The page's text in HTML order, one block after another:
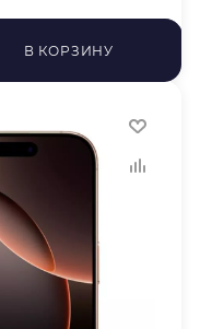
В КОРЗИНУ